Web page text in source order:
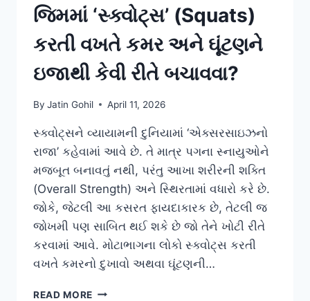
જિમમાં ‘સ્ક્વોટ્સ’ (Squats)
કરતી વખતે કમર અને ઘૂંટણને
ઇજાથી કેવી રીતે બચાવવા?
By Jatin Gohil April 11, 2026
સ્ક્વોટ્સને વ્યાયામની દુનિયામાં ‘એક્સરસાઇઝનો
રાજા’ કહેવામાં આવે છે. તે માત્ર પગના સ્નાયુઓને
મજબૂત બનાવતું નથી, પરંતુ આખા શરીરની શક્તિ
(Overall Strength) અને સ્થિરતામાં વધારો કરે છે.
જોકે, જેટલી આ કસરત ફાયદાકારક છે, તેટલી જ
જોખમી પણ સાબિત થઈ શકે છે જો તેને ખોટી રીતે
કરવામાં આવે. મોટાભાગના લોકો સ્ક્વોટ્સ કરતી
વખતે કમરનો દુખાવો અથવા ઘૂંટણની…
READ MORE જિમમાં